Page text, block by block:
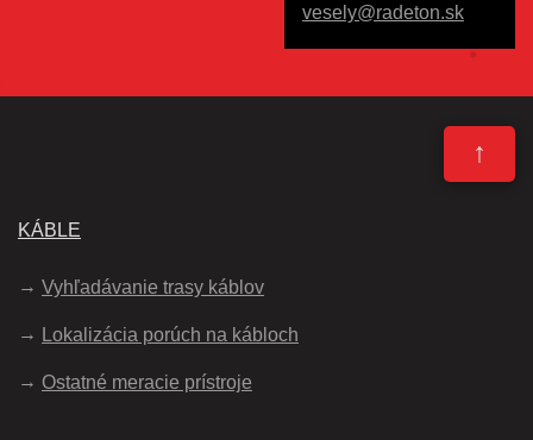
vesely@radeton.sk
↑
KÁBLE
Vyhľadávanie trasy káblov
Lokalizácia porúch na kábloch
Ostatné meracie prístroje